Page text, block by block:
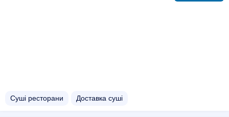
Суші ресторани Доставка суші